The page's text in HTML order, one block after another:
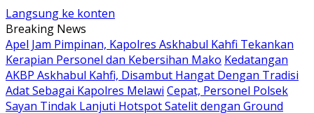
Langsung ke konten
Breaking News
Apel Jam Pimpinan, Kapolres Askhabul Kahfi Tekankan
Kerapian Personel dan Kebersihan Mako Kedatangan
AKBP Askhabul Kahfi, Disambut Hangat Dengan Tradisi
Adat Sebagai Kapolres Melawi Cepat, Personel Polsek
Sayan Tindak Lanjuti Hotspot Satelit dengan Ground